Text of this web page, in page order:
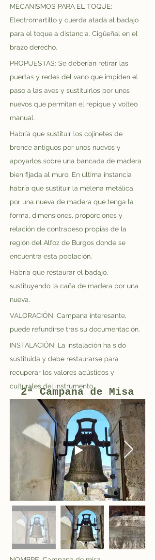
MECANISMOS PARA EL TOQUE:
Electromartillo y cuerda atada al badajo
para el toque a distancia. Cigüeñal en el
brazo derecho.
PROPUESTAS: Se deberían retirar las
puertas y redes del vano que impiden el
paso a las aves y sustituirlos por unos
nuevos que permitan el repique y volteo
manual.
Habría que sustituir los cojinetes de
bronce antiguos por unos nuevos y
apoyarlos sobre una bancada de madera
bien fijada al muro. En última instancia
habría que sustituir la melena metálica
por una nueva de madera que tenga la
forma, dimensiones, proporciones y
relación de contrapeso propias de la
región del Alfoz de Burgos donde se
encuentra esta población.
Habría que restaurar el badajo,
sustituyendo la caña de madera por una
nueva.
VALORACIÓN: Campana interesante,
puede refundirse tras su documentación.
INSTALACIÓN: La instalación ha sido
sustituida y debe restaurarse para
recuperar los valores acústicos y
culturales del instrumento.
2ª Campana de Misa